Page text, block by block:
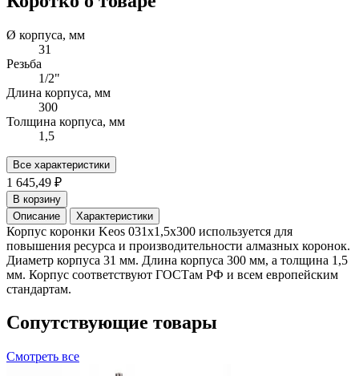
Ø корпуса, мм
31
Резьба
1/2"
Длина корпуса, мм
300
Толщина корпуса, мм
1,5
Все характеристики
1 645,49 ₽
В корзину
Описание
Характеристики
Корпус коронки Keos 031x1,5x300 используется для
повышения ресурса и производительности алмазных коронок.
Диаметр корпуса 31 мм. Длина корпуса 300 мм, а толщина 1,5
мм. Корпус соответствуют ГОСТам РФ и всем европейским
стандартам.
Сопутствующие товары
Смотреть все